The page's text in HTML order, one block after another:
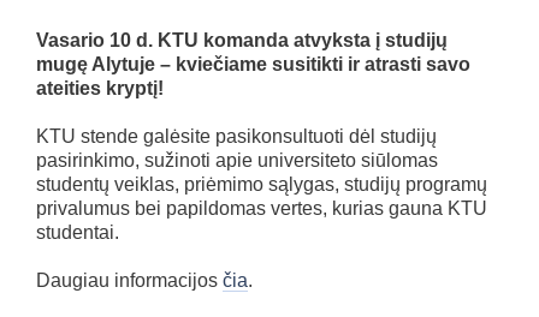
Vasario 10 d. KTU komanda atvyksta į studijų
mugę Alytuje – kviečiame susitikti ir atrasti savo
ateities kryptį!
KTU stende galėsite pasikonsultuoti dėl studijų
pasirinkimo, sužinoti apie universiteto siūlomas
studentų veiklas, priėmimo sąlygas, studijų programų
privalumus bei papildomas vertes, kurias gauna KTU
studentai.
Daugiau informacijos čia.